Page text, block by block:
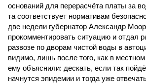
оснований для перерасчёта платы за
та соответствует нормативам
две недели губернатор Александр
прокомментировать ситуацию и отдал
развозе по дворам чистой воды в
видимо, лишь после того, как в
ему объяснили: дескать, если так
начнутся эпидемии и тогда уже